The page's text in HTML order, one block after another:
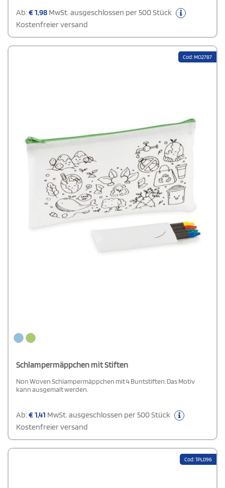
Ab:€1,98 MwSt. ausgeschlossen per 500 Stück
Kostenfreier versand
Cod: MO2787
Schlampermäppchen mit Stiften
Non Woven Schlampermäppchen mit 4 Buntstiften. Das Motiv
kann ausgemalt werden.
Ab:€1,41 MwSt. ausgeschlossen per 500 Stück
Kostenfreier versand
Cod: 1PL096